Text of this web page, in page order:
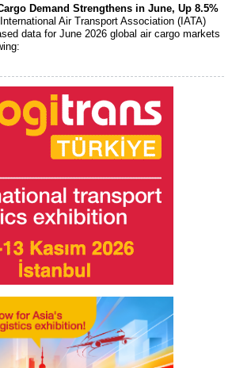
Demand Strengthens in June, Up 8.5%
Air Transport Association (IATA)
data for June 2026 global air cargo markets